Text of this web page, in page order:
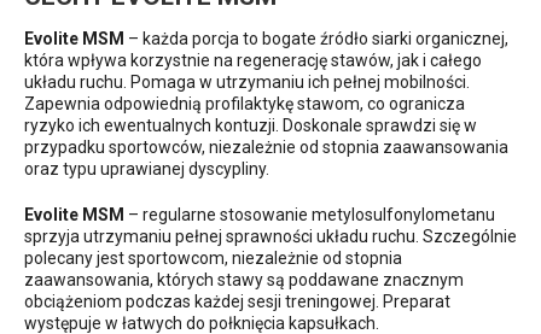
Evolite MSM – każda porcja to bogate źródło siarki organicznej,
która wpływa korzystnie na regenerację stawów, jak i całego
układu ruchu. Pomaga w utrzymaniu ich pełnej mobilności.
Zapewnia odpowiednią profilaktykę stawom, co ogranicza
ryzyko ich ewentualnych kontuzji. Doskonale sprawdzi się w
przypadku sportowców, niezależnie od stopnia zaawansowania
oraz typu uprawianej dyscypliny.
Evolite MSM – regularne stosowanie metylosulfonylometanu
sprzyja utrzymaniu pełnej sprawności układu ruchu. Szczególnie
polecany jest sportowcom, niezależnie od stopnia
zaawansowania, których stawy są poddawane znacznym
obciążeniom podczas każdej sesji treningowej. Preparat
występuje w łatwych do połknięcia kapsułkach.